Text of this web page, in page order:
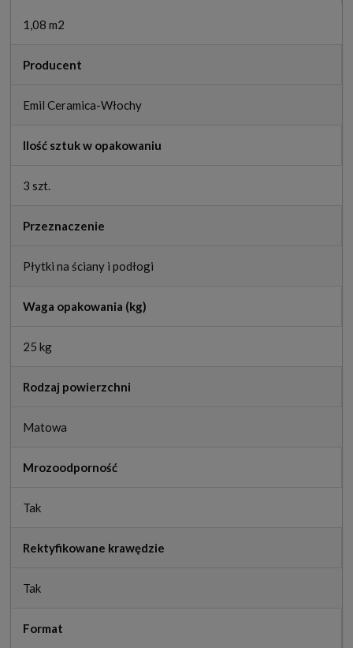
1,08 m2
Producent
Emil Ceramica-Włochy
Ilość sztuk w opakowaniu
3 szt.
Przeznaczenie
Płytki na ściany i podłogi
Waga opakowania (kg)
25 kg
Rodzaj powierzchni
Matowa
Mrozoodporność
Tak
Rektyfikowane krawędzie
Tak
Format